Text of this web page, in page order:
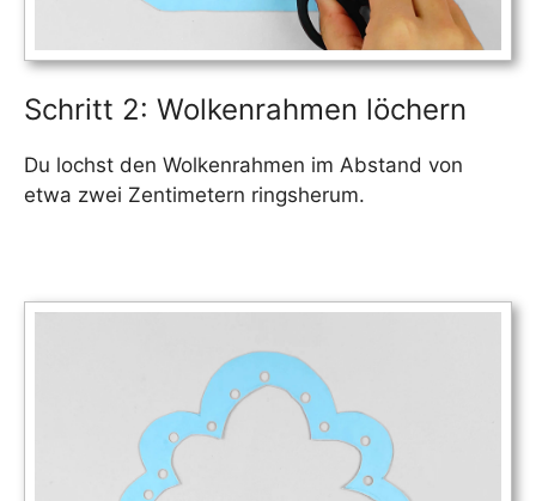
Schritt 2: Wolkenrahmen löchern
Du lochst den Wolkenrahmen im Abstand von
etwa zwei Zentimetern ringsherum.